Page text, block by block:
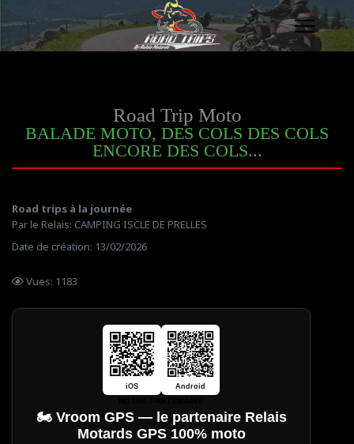
Road Trip Moto
BALADE MOTO, DES COLS DES COLS
ENCORE DES COLS...
Road trips à la journée
Par le Relais: CAMPING ISCLE DE PRELLES
Date de création: 13/02/2026
Vues: 1183
iOS Android
🏍️ Vroom GPS — le partenaire Relais
Motards GPS 100% moto